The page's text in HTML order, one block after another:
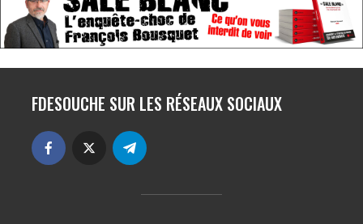
FDESOUCHE SUR LES RÉSEAUX SOCIAUX